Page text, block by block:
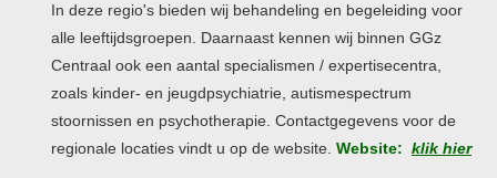
In deze regio's bieden wij behandeling en begeleiding voor
alle leeftijdsgroepen. Daarnaast kennen wij binnen GGz
Centraal ook een aantal specialismen / expertisecentra,
zoals kinder- en jeugdpsychiatrie, autismespectrum
stoornissen en psychotherapie. Contactgegevens voor de
regionale locaties vindt u op de website. Website: klik hier